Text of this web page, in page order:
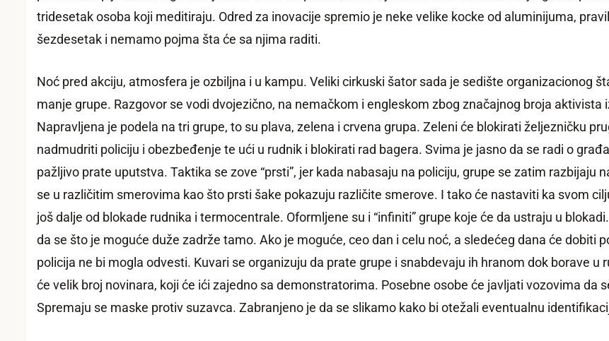
tridesetak osoba koji meditiraju. Odred za inovacije spremio je neke velike kocke od aluminijuma,
šezdesetak i nemamo pojma šta će sa njima raditi.
Noć pred akciju, atmosfera je ozbiljna i u kampu. Veliki cirkuski šator sada je sedište organizacionog
manje grupe. Razgovor se vodi dvojezično, na nemačkom i engleskom zbog značajnog broja
Napravljena je podela na tri grupe, to su plava, zelena i crvena grupa. Zeleni će blokirati željezničku
nadmudriti policiju i obezbeđenje te ući u rudnik i blokirati rad bagera. Svima je jasno da se radi o
pažljivo prate uputstva. Taktika se zove “prsti”, jer kada nabasaju na policiju, grupe se zatim razbijaju
se u različitim smerovima kao što prsti šake pokazuju različite smerove. I tako će nastaviti ka svom
još dalje od blokade rudnika i termocentrale. Oformljene su i “infiniti” grupe koje će da ustraju u
da se što je moguće duže zadrže tamo. Ako je moguće, ceo dan i celu noć, a sledećeg dana će dobiti
policija ne bi mogla odvesti. Kuvari se organizuju da prate grupe i snabdevaju ih hranom dok borave u
će velik broj novinara, koji će ići zajedno sa demonstratorima. Posebne osobe će javljati vozovima da
Spremaju se maske protiv suzavca. Zabranjeno je da se slikamo kako bi otežali eventualnu